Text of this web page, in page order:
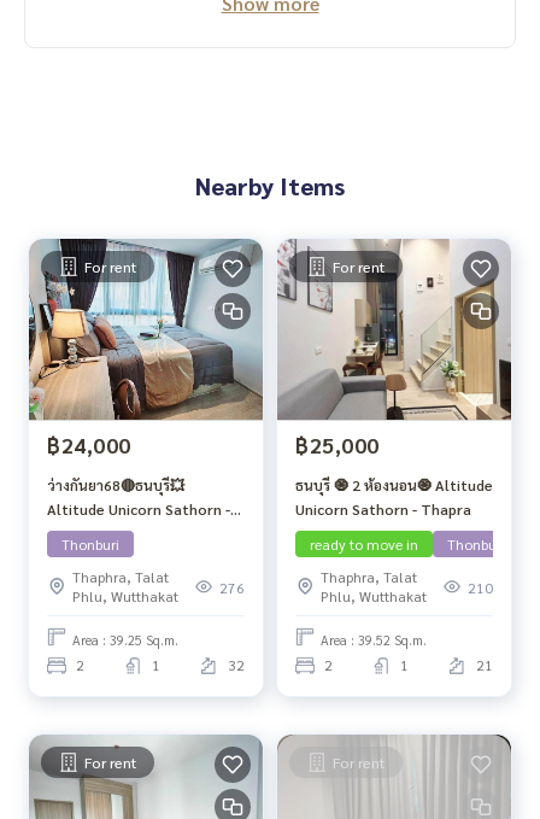
Nearby Items
For rent
฿24,000
ว่างกันยา68🔴ธนบุรี💥
Altitude Unicorn Sathorn -
Thapra🔴🟢🟡
Thonburi
Thaphra, Talat
Phlu, Wutthakat
276
Area : 39.25 Sq.m.
2 1 32
For rent
฿25,000
ธนบุรี 🧿 2 ห้องนอน🧿 Altitude
Unicorn Sathorn - Thapra
ready to move in
Thonburi
Thaphra, Talat
Phlu, Wutthakat
210
Area : 39.52 Sq.m.
2 1 21
For rent For rent